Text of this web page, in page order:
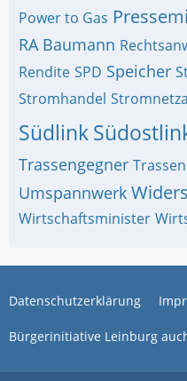
Power to Gas
RA Baumann
Rendite SPD Speicher
Stromhandel
Südlink
Trassengegner
Umspannwerk
Wirtschaftsminister
Datenschutzerklärung
Bürgerinitiative Leinburg